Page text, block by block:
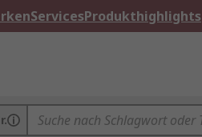
ServicesProdukthighlights